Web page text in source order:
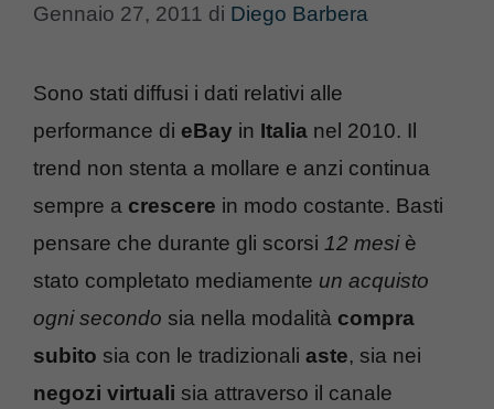
Gennaio 27, 2011 di Diego Barbera
Sono stati diffusi i dati relativi alle
performance di eBay in Italia nel 2010. Il
trend non stenta a mollare e anzi continua
sempre a crescere in modo costante. Basti
pensare che durante gli scorsi 12 mesiè
stato completato mediamente un acquisto
ogni secondo sia nella modalità compra
subito sia con le tradizionali aste, sia nei
negozi virtuali sia attraverso il canale